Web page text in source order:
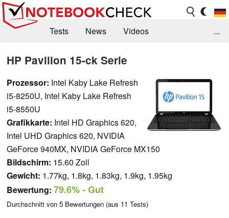
Tests News
Videos
Jobs
Forum
...
HP Pavilion 15-ck Serie
Prozessor: Intel Kaby Lake Refresh
i5-8250U, Intel Kaby Lake Refresh
i5-8550U
Grafikkarte: Intel HD Graphics 620,
Intel UHD Graphics 620, NVIDIA
GeForce 940MX, NVIDIA GeForce MX150
Bildschirm: 15.60 Zoll
Gewicht: 1.77kg, 1.8kg, 1.83kg, 1.9kg, 1.95kg
Bewertung: 79.6%- Gut
Durchschnitt von 5 Bewertungen (aus 11 Tests)